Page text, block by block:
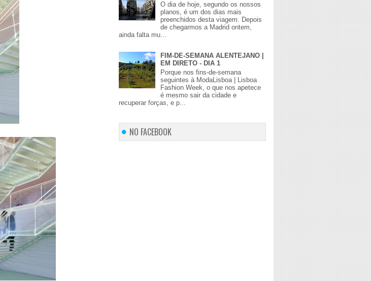
O dia de hoje, segundo os nossos
planos, é um dos dias mais
preenchidos desta viagem. Depois
de chegarmos a Madrid ontem,
ainda falta mu...
FIM-DE-SEMANA ALENTEJANO |
EM DIRETO - DIA 1
Porque nos fins-de-semana
seguintes à ModaLisboa | Lisboa
Fashion Week, o que nos apetece
é mesmo sair da cidade e
recuperar forças, e p...
NO FACEBOOK